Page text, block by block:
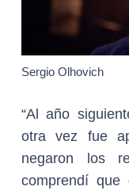
Sergio Olhovich
“Al año
otra vez fue
negaron los
comprendí